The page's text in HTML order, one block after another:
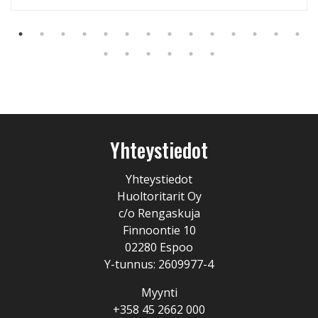
Yhteystiedot
Yhteystiedot
Huoltoritarit Oy
c/o Rengaskuja
Finnoontie 10
02280 Espoo
Y-tunnus: 2609977-4
Myynti
+358 45 2662 000